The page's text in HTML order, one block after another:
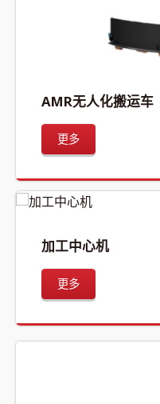
AMR无人化搬运车
更多
加工中心机
更多